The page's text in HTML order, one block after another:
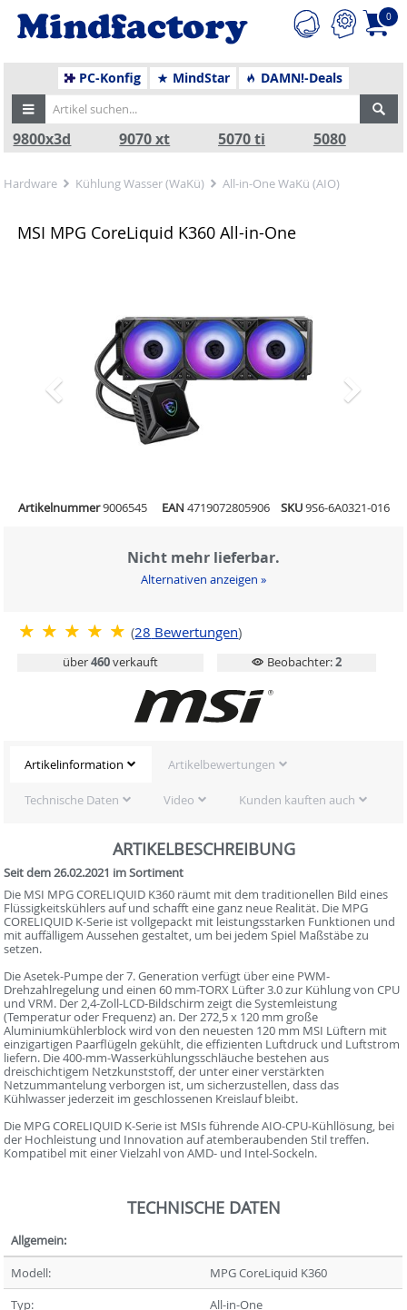
0
PC-Konfig MindStar DAMN!-Deals
9800x3d 9070 xt 5070 ti 5080
Hardware Kühlung Wasser (WaKü) All-in-One WaKü (AIO)
MSI MPG CoreLiquid K360 All-in-One
Artikelnummer9006545 EAN 4719072805906 SKU9S6-6A0321-016
Nicht mehr lieferbar.
Alternativen anzeigen »
(28 Bewertungen)
über460verkauft Beobachter:2
Artikelinformation Artikelbewertungen
Technische Daten Video Kunden kauften auch
ARTIKELBESCHREIBUNG
Seit dem 26.02.2021 im Sortiment
Die MSI MPG CORELIQUID K360 räumt mit dem traditionellen Bild eines
Flüssigkeitskühlers auf und schafft eine ganz neue Realität. Die MPG
CORELIQUID K-Serie ist vollgepackt mit leistungsstarken Funktionen und
mit auffälligem Aussehen gestaltet, um bei jedem Spiel Maßstäbe zu
setzen.
Die Asetek-Pumpe der 7. Generation verfügt über eine PWM-
Drehzahlregelung und einen 60 mm-TORX Lüfter 3.0 zur Kühlung von CPU
und VRM. Der 2,4-Zoll-LCD-Bildschirm zeigt die Systemleistung
(Temperatur oder Frequenz) an. Der 272,5 x 120 mm große
Aluminiumkühlerblock wird von den neuesten 120 mm MSI Lüftern mit
einzigartigen Paarflügeln gekühlt, die effizienten Luftdruck und Luftstrom
liefern. Die 400-mm-Wasserkühlungsschläuche bestehen aus
dreischichtigem Netzkunststoff, der unter einer verstärkten
Netzummantelung verborgen ist, um sicherzustellen, dass das
Kühlwasser jederzeit im geschlossenen Kreislauf bleibt.
Die MPG CORELIQUID K-Serie ist MSIs führende AIO-CPU-Kühllösung, bei
der Hochleistung und Innovation auf atemberaubenden Stil treffen.
Kompatibel mit einer Vielzahl von AMD- und Intel-Sockeln.
TECHNISCHE DATEN
Allgemein:
Modell:
MPG CoreLiquid K360
Typ:
All-in-One